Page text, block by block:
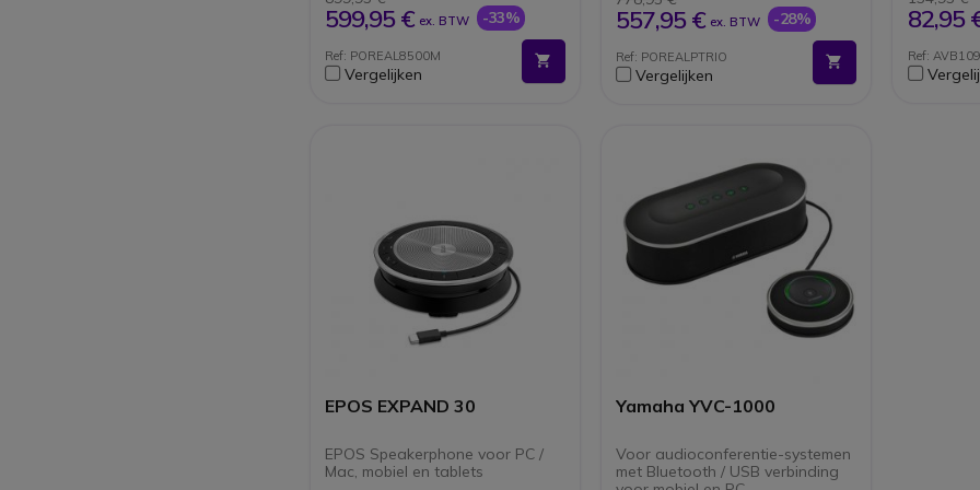
Ideaal voor middelgrote
vergaderruimtes
aanraakscherm
3 microfoons met HD-
599,95 € ex. BTW -33%
Ref: POREAL8500M
Vergelijken
5-inch LCD-kleurenscherm
Power-over-Ethernet
Spraak activiteit detectie
557,95 € ex. BTW -28%
Ref: POREALPTRIO
Vergelijken
82,95
Ref: AVB109
EPOS EXPAND 30
EPOS Speakerphone voor PC /
Mac, mobiel en tablets
Yamaha YVC-1000
Voor audioconferentie-systemen
met Bluetooth / USB verbinding